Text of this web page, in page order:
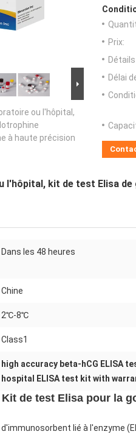
ou l'hôpital,
à haute précision
Prix:
Délai
l'hôpital, kit de test Elisa
Dans les 48 heures
Chine
2℃-8℃
Class1
high accuracy beta-hCG ELISA
hospital ELISA test kit with
Kit de test Elisa pour la
lié à l'enzyme